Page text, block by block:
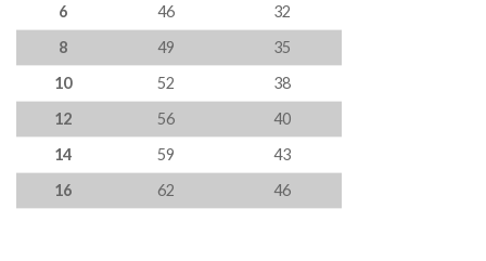
6
46
32
8
49
35
10
52
38
12
56
40
14
59
43
16
62 46